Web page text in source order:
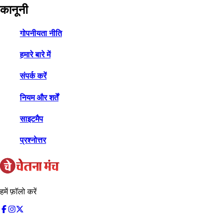
कानूनी
गोपनीयता नीति
हमारे बारे में
संपर्क करें
नियम और शर्तें
साइटमैप
प्रश्नोत्तर
हमें फ़ॉलो करें